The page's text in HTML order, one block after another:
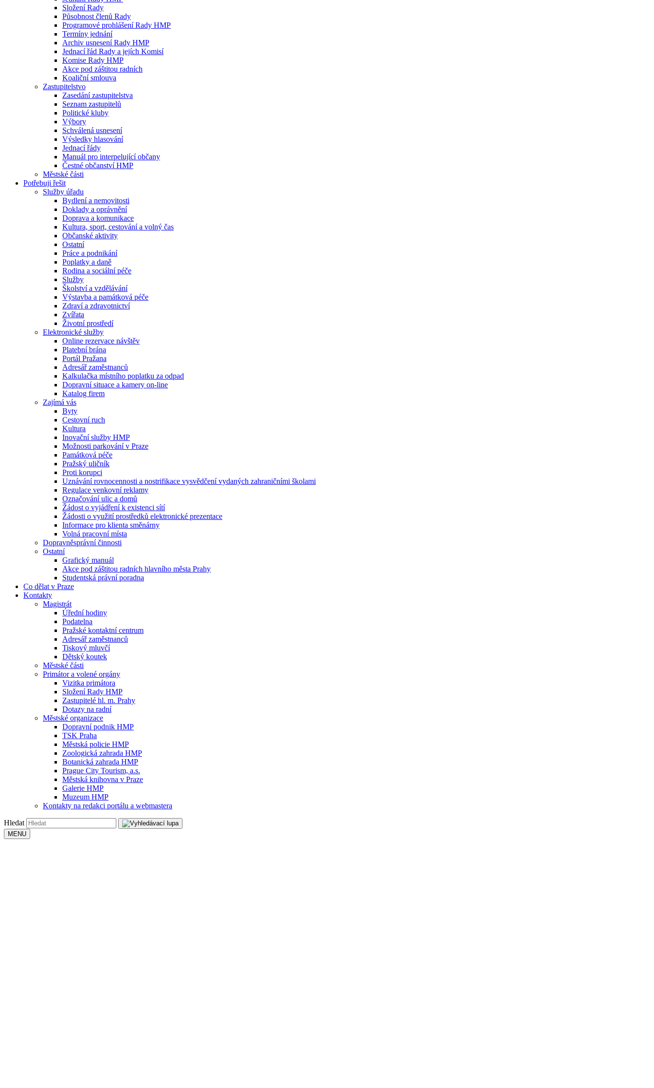
Složení Rady
Působnost členů Rady
Programové prohlášení Rady HMP
Termíny jednání
Archiv usnesení Rady HMP
Jednací řád Rady a jejích Komisí
Komise Rady HMP
Akce pod záštitou radních
Koaliční smlouva
Zastupitelstvo
Zasedání zastupitelstva
Seznam zastupitelů
Politické kluby
Výbory
Schválená usnesení
Výsledky hlasování
Jednací řády
Manuál pro interpelující občany
Čestné občanství HMP
Městské části
Potřebuji řešit
Služby úřadu
Bydlení a nemovitosti
Doklady a oprávnění
Doprava a komunikace
Kultura, sport, cestování a volný čas
Občanské aktivity
Ostatní
Práce a podnikání
Poplatky a daně
Rodina a sociální péče
Služby
Školství a vzdělávání
Výstavba a památková péče
Zdraví a zdravotnictví
Zvířata
Životní prostředí
Elektronické služby
Online rezervace návštěv
Platební brána
Portál Pražana
Adresář zaměstnanců
Kalkulačka místního poplatku za odpad
Dopravní situace a kamery on-line
Katalog firem
Zajímá vás
Byty
Cestovní ruch
Kultura
Inovační služby HMP
Možnosti parkování v Praze
Památková péče
Pražský uličník
Proti korupci
Uznávání rovnocennosti a nostrifikace vysvědčení vydaných zahraničními školami
Regulace venkovní reklamy
Označování ulic a domů
Žádost o vyjádření k existenci sítí
Žádosti o využití prostředků elektronické prezentace
Informace pro klienta směnárny
Volná pracovní místa
Dopravněsprávní činnosti
Ostatní
Grafický manuál
Akce pod záštitou radních hlavního města Prahy
Studentská právní poradna
Co dělat v Praze
Kontakty
Magistrát
Úřední hodiny
Podatelna
Pražské kontaktní centrum
Adresář zaměstnanců
Tiskový mluvčí
Dětský koutek
Městské části
Primátor a volené orgány
Vizitka primátora
Složení Rady HMP
Zastupitelé hl. m. Prahy
Dotazy na radní
Městské organizace
Dopravní podnik HMP
TSK Praha
Městská policie HMP
Zoologická zahrada HMP
Botanická zahrada HMP
Prague City Tourism, a.s.
Městská knihovna v Praze
Galerie HMP
Muzeum HMP
Kontakty na redakci portálu a webmastera
Hledat
MENU